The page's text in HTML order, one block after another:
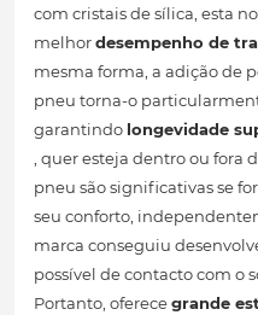
com cristais de sílica, esta
melhordesempenho de
mesma forma, a adição de
pneu torna-o
garantindo longevidade
, quer esteja dentro ou fora
pneu são significativas se
seu conforto,
marca conseguiu
possível de contacto com o
Portanto, oferecegrande